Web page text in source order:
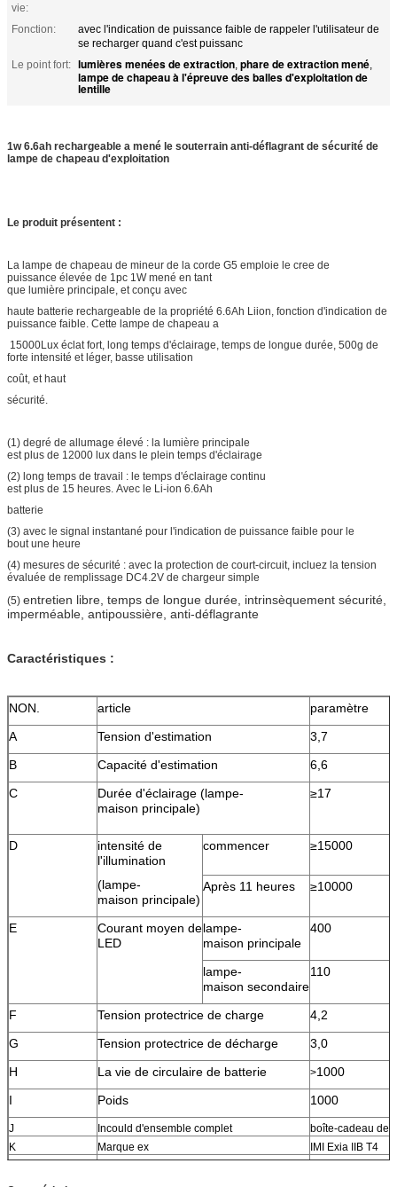
vie:
Fonction:
avec l'indication de puissance faible de rappeler l'utilisateur de
se recharger quand c'est puissanc
Le point fort: lumières menées de extraction, phare de extraction mené,
lampe de chapeau à l'épreuve des balles d'exploitation de
lentille
1w 6.6ah rechargeable a mené le souterrain anti-déflagrant de sécurité de
lampe de chapeau d'exploitation
Le produit présentent :
La lampe de chapeau de mineur de la corde G5 emploie le cree de
puissance élevée de 1pc 1W mené en tant
que lumière principale, et conçu avec
haute batterie rechargeable de la propriété 6.6Ah Liion, fonction d'indication de
puissance faible. Cette lampe de chapeau a
15000Lux éclat fort, long temps d'éclairage, temps de longue durée, 500g de
forte intensité et léger, basse utilisation
coût, et haut
sécurité.
(1) degré de allumage élevé : la lumière principale
est plus de 12000 lux dans le plein temps d'éclairage
(2) long temps de travail : le temps d'éclairage continu
est plus de 15 heures. Avec le Li-ion 6.6Ah
batterie
(3) avec le signal instantané pour l'indication de puissance faible pour le
bout une heure
(4) mesures de sécurité : avec la protection de court-circuit, incluez la tension
évaluée de remplissage DC4.2V de chargeur simple
(5) entretien libre, temps de longue durée, intrinsèquement sécurité,
imperméable, antipoussière, anti-déflagrante
Caractéristiques :
NON. article
paramètre
A
Tension d'estimation
3,7
B
Capacité d'estimation
6,6
C
Durée d'éclairage (lampe-
maison principale)
≥17
D
intensité de
l'illumination
(lampe-
maison principale)
commencer ≥15000
Après 11 heures ≥10000
E
Courant moyen de
LED
lampe-
maison principale
400
lampe-
maison secondaire
110
F Tension protectrice de charge
4,2
G
Tension protectrice de décharge
3,0
H
La vie de circulaire de batterie >1000
I
Poids 1000
J Incould d'ensemble complet
boîte-cadeau de
K
Marque ex
IMI Exia IIB T4